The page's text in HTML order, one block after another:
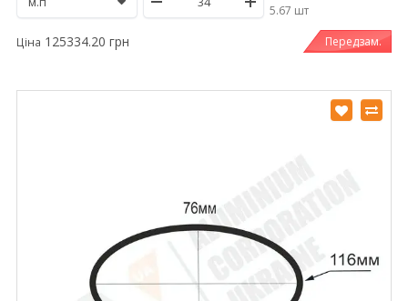
/5.67 шт
Ціна 125334.20 грн Передзам.